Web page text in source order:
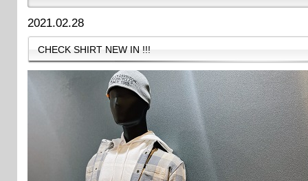
2021.02.28
CHECK SHIRT NEW IN !!!